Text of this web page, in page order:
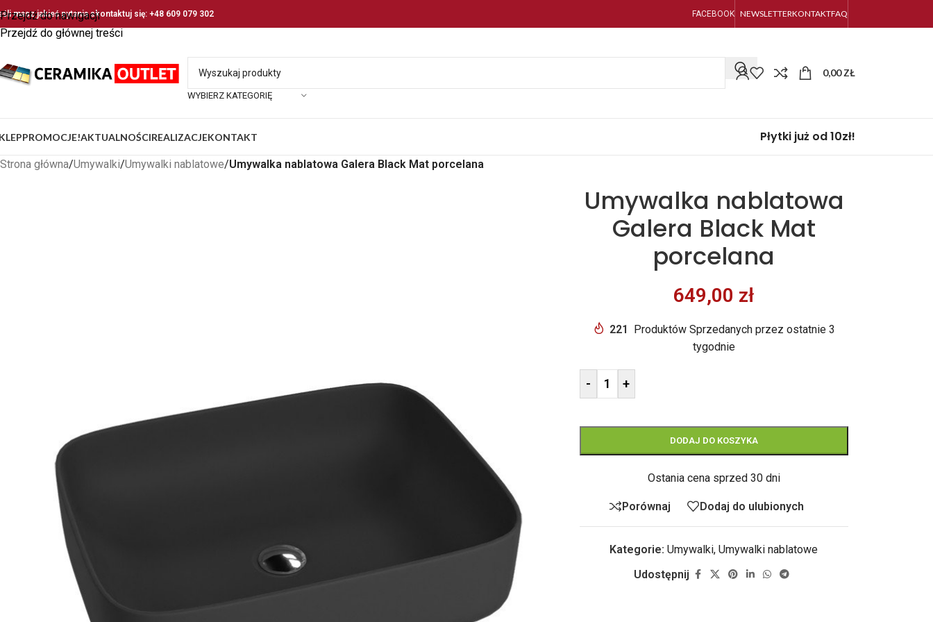
Przejdź do nawigacji
Przejdź do głównej treści
masz jakieś pytania skontaktuj się: +48 609 079 302 FACEBOOK NEWSLETTERKONTAKTFAQ
WYBIERZ KATEGORIĘ
0,00ZŁ
PROMOCJE!AKTUALNOŚCIREALIZACJEKONTAKT Płytki już od 10zł!
Strona główna/Umywalki/Umywalki nablatowe/Umywalka nablatowa Galera Black Mat porcelana
Umywalka nablatowa
Galera Black Mat
porcelana
649,00 zł
221
Produktów Sprzedanych przez ostatnie 3
tygodnie
- +
DODAJ DO KOSZYKA
Ostania cena sprzed 30 dni
Porównaj Dodaj do ulubionych
Kategorie: Umywalki, Umywalki nablatowe
Udostępnij